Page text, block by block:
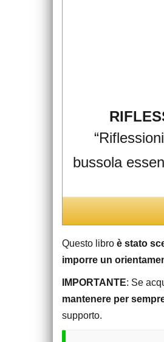
bussola
Questo libro è stato
imporre un
IMPORTANTE: Se
mantenere per
supporto.